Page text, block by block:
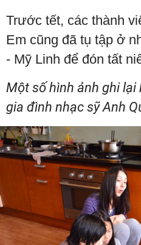
Trước tết, các thành
Em cũng đã tụ tập ở
- Mỹ Linh để đón tất
Một số hình ảnh ghi lại
gia đình nhạc sỹ Anh